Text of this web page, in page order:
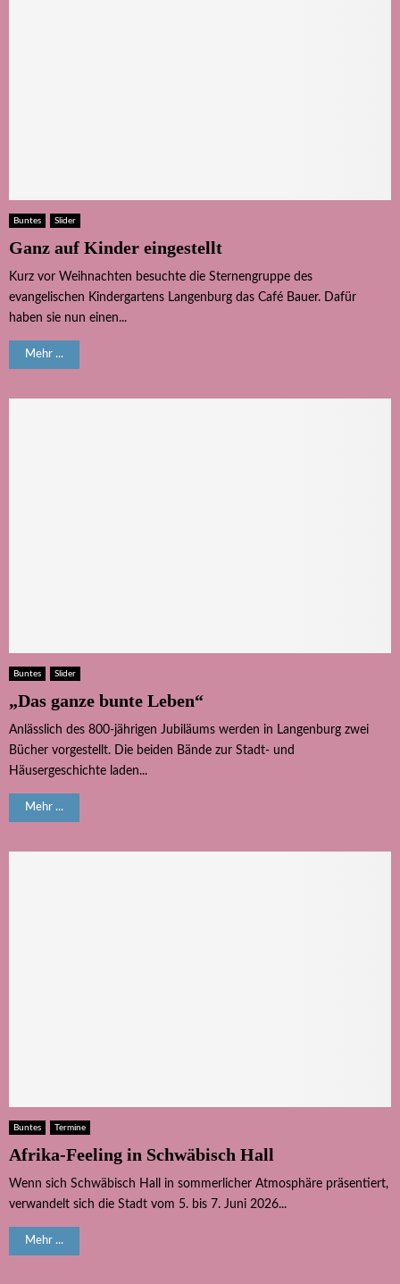
Buntes Slider
Ganz auf Kinder eingestellt
Kurz vor Weihnachten besuchte die Sternengruppe des
evangelischen Kindergartens Langenburg das Café Bauer. Dafür
haben sie nun einen...
Mehr ...
Buntes Slider
„Das ganze bunte Leben“
Anlässlich des 800-jährigen Jubiläums werden in Langenburg zwei
Bücher vorgestellt. Die beiden Bände zur Stadt- und
Häusergeschichte laden...
Mehr ...
Buntes Termine
Afrika-Feeling in Schwäbisch Hall
Wenn sich Schwäbisch Hall in sommerlicher Atmosphäre präsentiert,
verwandelt sich die Stadt vom 5. bis 7. Juni 2026...
Mehr ...